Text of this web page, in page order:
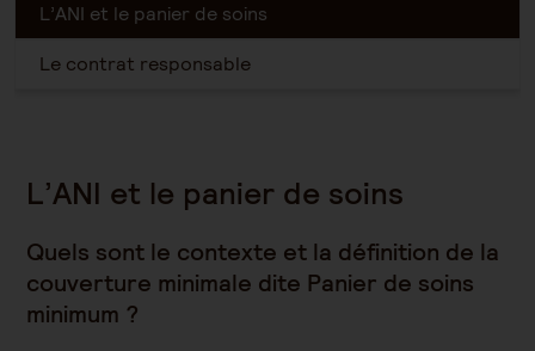
L’ANI et le panier de soins
Le contrat responsable
L’ANI et le panier de soins
Quels sont le contexte et la définition de la
couverture minimale dite Panier de soins
minimum ?